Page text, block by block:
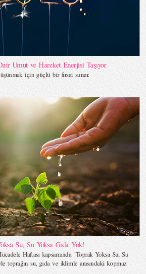
Umut ve Hareket Enerjisi Taşıyor
için güçlü bir fırsat sunar.
Su, Su Yoksa Gıda Yok!
Haftası kapsamında "Toprak Yoksa Su, Su
toprağın su, gıda ve iklimle arasındaki kopmaz